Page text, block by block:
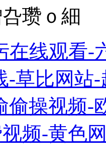
瓒ｏ細
在线观看-
-草比网站
偷操视频-
频-黄色